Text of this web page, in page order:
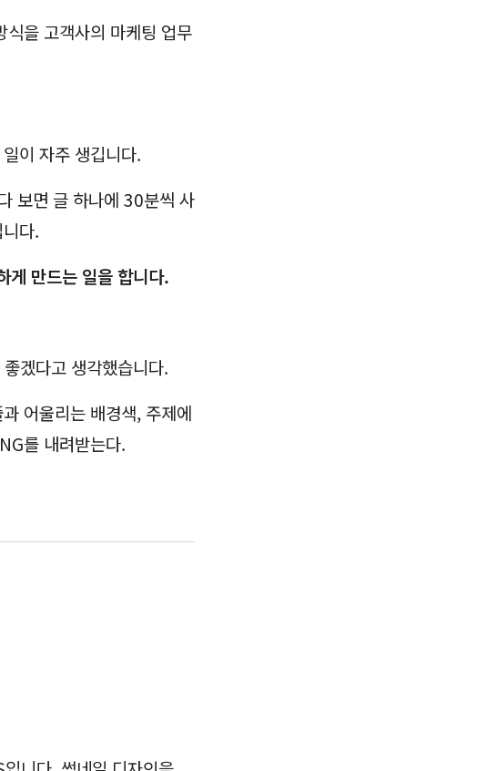
을 고객사의 마케팅 업무
이 자주 생깁니다.
보면 글 하나에 30분씩 사
다.
게 만드는 일을 합니다.
겠다고 생각했습니다.
어울리는 배경색, 주제에
를 내려받는다.